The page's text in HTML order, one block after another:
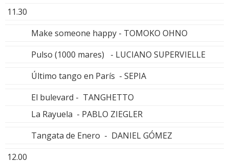
11.30
Make someone happy - TOMOKO OHNO
Pulso (1000 mares) - LUCIANO SUPERVIELLE
Último tango en París - SEPIA
El bulevard - TANGHETTO
La Rayuela - PABLO ZIEGLER
Tangata de Enero - DANIEL GÓMEZ
12.00